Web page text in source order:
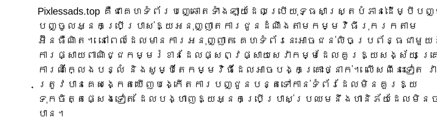
Pixlessads.top គឺជាគេហទំព័របញ្ឆោតទាំងឡាយដែលប្រើយុទ្ធសាស្ត្របំភាន់ដើម្បីបញ្
បញ្ចូលអ្នកប្រើប្រាស់ឱ្យអនុញ្ញាតការជូនដំណឹងតាមកម្មវិធីរុករកតាម
អ៊ីនធឺណិត។ នៅពេលដែលមានការអនុញ្ញាត គេហទំព័រនេះអាចជន់លិចប្រព័ន្ធជាមួយ
ការផ្សាយពាណិជ្ជកម្មរំខានដែលផ្សព្វផ្សាយសេវាកម្មដែលគួរឱ្យសង្ស័យ គ្រ
ការណ៍ក្លែងបន្លំ និងសូម្បីតែកម្មវិធីដែលអាចបង្កគ្រោះថ្នាក់។ លើសពីនេះទៀត វា
ត្រូវបានគេសង្កេតឃើញបង្កើតការបញ្ជូនបន្តទៅកាន់ទំព័រដែលមិនគួរឱ្យ
ទុកចិត្តផ្សេងទៀត ដែលបង្ហាញឱ្យអ្នកប្រើប្រាស់ប្រឈមនឹងហានិភ័យដែលមិន
បាន។